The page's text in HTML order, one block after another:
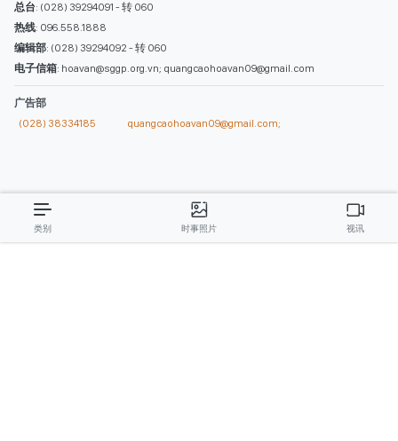
总台: (028) 39294091 - 转 060
热线: 096.558.1888
编辑部: (028) 39294092 - 转 060
电子信箱: hoavan@sggp.org.vn; quangcaohoavan09@gmail.com
广告部
(028) 38334185
quangcaohoavan09@gmail.com;
类别 时事照片 视讯